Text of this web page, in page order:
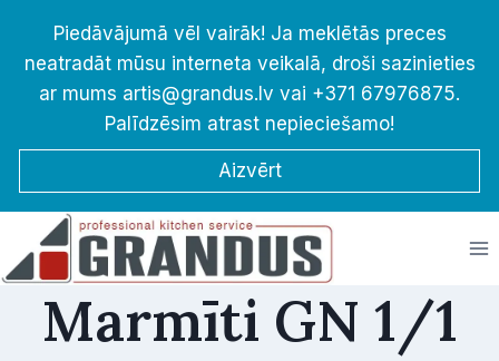
content
Piedāvājumā vēl vairāk! Ja meklētās preces
neatradāt mūsu interneta veikalā, droši sazinieties
ar mums artis@grandus.lv vai +371 67976875.
Palīdzēsim atrast nepieciešamo!
Aizvērt
Marmīti GN 1/1